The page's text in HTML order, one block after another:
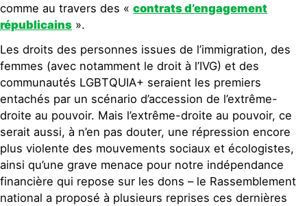
comme au travers des « contrats d’engagement
républicains ».
Les droits des personnes issues de l’immigration, des
femmes (avec notamment le droit à l’IVG) et des
communautés LGBTQUIA+ seraient les premiers
entachés par un scénario d’accession de l’extrême-
droite au pouvoir. Mais l’extrême-droite au pouvoir, ce
serait aussi, à n’en pas douter, une répression encore
plus violente des mouvements sociaux et écologistes,
ainsi qu’une grave menace pour notre indépendance
financière qui repose sur les dons – le Rassemblement
national a proposé à plusieurs reprises ces dernières